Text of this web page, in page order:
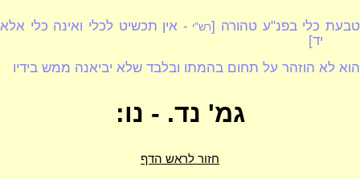
טבעת כלי בפנ"ע טהורה [רש"י - אין תכשיט לכלי ואינה כלי אלא
יד]
הוא לא הוזהר על תחום בהמתו ובלבד שלא יביאנה ממש בידיו
גמ' נד. - נו:
חזור לראש הדף